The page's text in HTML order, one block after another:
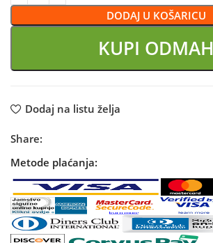
DODAJ U KOŠARICU
KUPI ODMAH
Dodaj na listu želja
Share:
Metode plaćanja: